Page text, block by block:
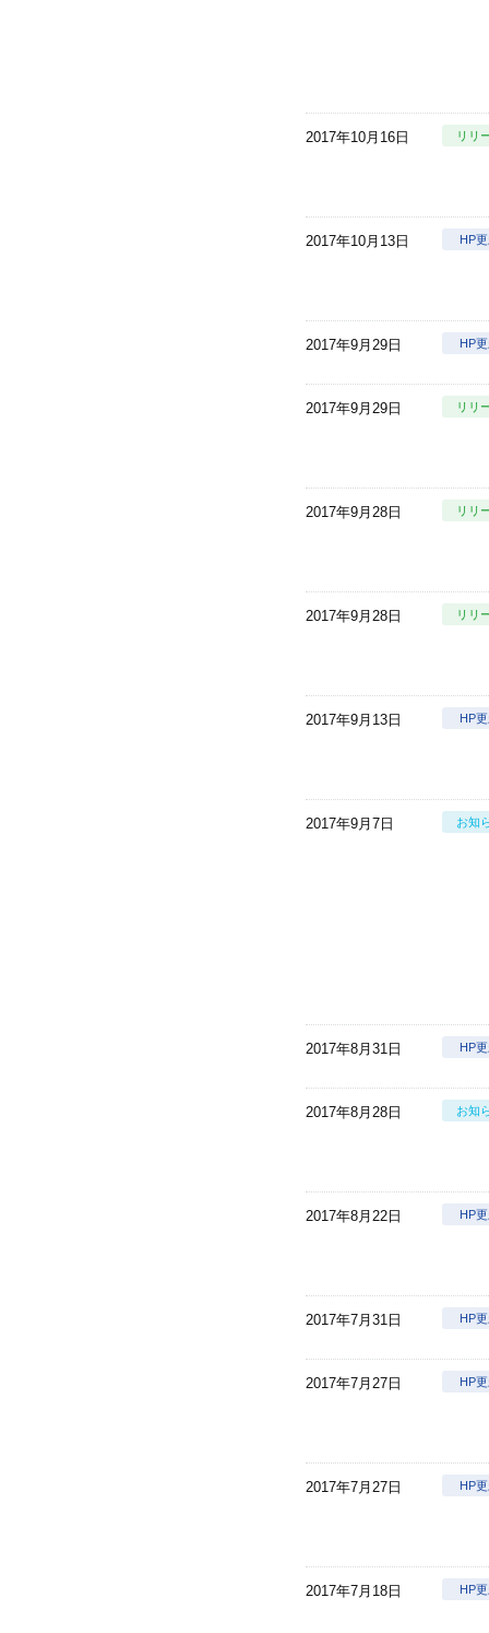
2017年10月16日 リリ
2017年10月13日 HP
2017年9月29日 HP
2017年9月29日 リリ
2017年9月28日 リリ
2017年9月28日 リリ
2017年9月13日 HP
2017年9月7日 お知
2017年8月31日 HP
2017年8月28日 お知
2017年8月22日 HP
2017年7月31日 HP
2017年7月27日 HP
2017年7月27日 HP
2017年7月18日 HP